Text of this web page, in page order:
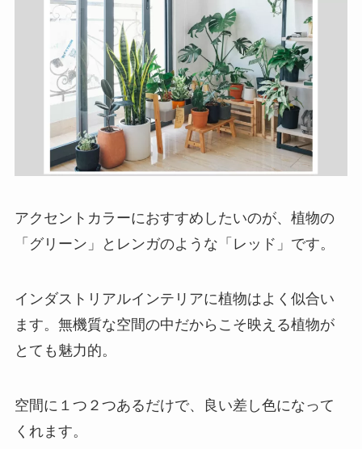
アクセントカラーにおすすめしたいのが、植物の
「グリーン」とレンガのような「レッド」です。
インダストリアルインテリアに植物はよく似合い
ます。無機質な空間の中だからこそ映える植物が
とても魅力的。
空間に１つ２つあるだけで、良い差し色になって
くれます。